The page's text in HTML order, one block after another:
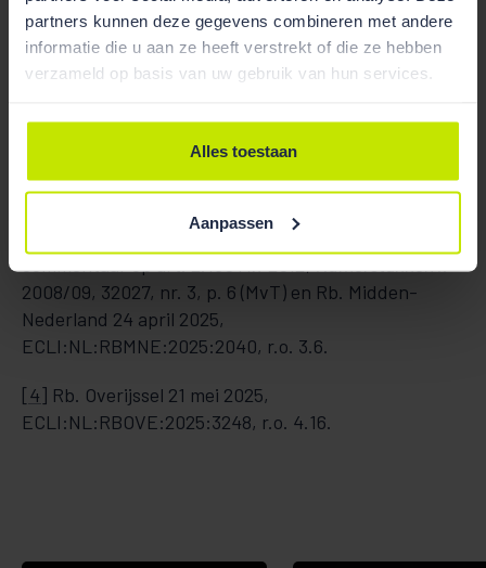
partners kunnen deze gegevens combineren met andere
informatie die u aan ze heeft verstrekt of die ze hebben
verzameld op basis van uw gebruik van hun services.
Alles toestaan
Aanpassen
ECLI:NL:RBOBR:2026:476.
[2]Rb. Den Haag 10 januari 2024,
ECLI:NL:RBDHA:2024:440; Rb. Midden-Nederland
ECLI:NL:RBMNE:2025:2040 en Rb. Overijssel 21 mei
2025, ECLI:NL:RBOVE:2025:3248.
T&C Aanbestedingsrecht
2008/09, 32027, nr. 3, p. 6 (MvT) en Rb. Midden-
Nederland 24 april 2025,
ECLI:NL:RBMNE:2025:2040, r.o. 3.6.
[4] Rb. Overijssel 21 mei 2025,
ECLI:NL:RBOVE:2025:3248, r.o. 4.16.